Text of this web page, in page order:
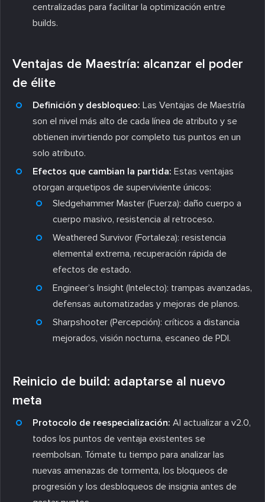
centralizadas para facilitar la optimización entre
builds.
Ventajas de Maestría: alcanzar el poder
de élite
Definición y desbloqueo: Las Ventajas de Maestría
son el nivel más alto de cada línea de atributo y se
obtienen invirtiendo por completo tus puntos en un
solo atributo.
Efectos que cambian la partida: Estas ventajas
otorgan arquetipos de superviviente únicos:
Sledgehammer Master (Fuerza): daño cuerpo a
cuerpo masivo, resistencia al retroceso.
Weathered Survivor (Fortaleza): resistencia
elemental extrema, recuperación rápida de
efectos de estado.
Engineer’s Insight (Intelecto): trampas avanzadas,
defensas automatizadas y mejoras de planos.
Sharpshooter (Percepción): críticos a distancia
mejorados, visión nocturna, escaneo de PDI.
Reinicio de build: adaptarse al nuevo
meta
Protocolo de reespecialización: Al actualizar a v2.0,
todos los puntos de ventaja existentes se
reembolsan. Tómate tu tiempo para analizar las
nuevas amenazas de tormenta, los bloqueos de
progresión y los desbloqueos de insignia antes de